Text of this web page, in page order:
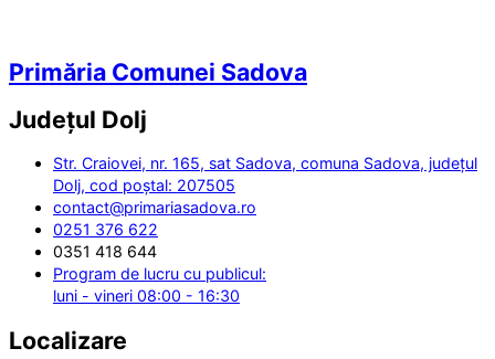
Primăria Comunei Sadova
Județul Dolj
Str. Craiovei, nr. 165, sat Sadova, comuna Sadova, județul
Dolj, cod poștal: 207505
contact@primariasadova.ro
0251 376 622
0351 418 644
Program de lucru cu publicul:
luni - vineri 08:00 - 16:30
Localizare